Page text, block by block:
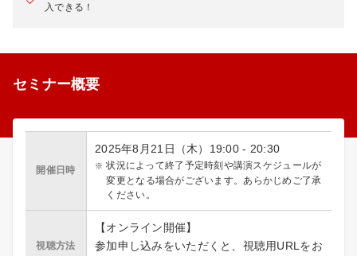
入できる！
セミナー概要
開催日時
2025年8月21日（木）19:00 - 20:30
状況によって終了予定時刻や講演スケジュールが
変更となる場合がございます。あらかじめご了承
ください。
視聴方法
【オンライン開催】
参加申し込みをいただくと、視聴用URLをお